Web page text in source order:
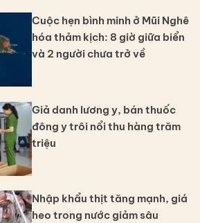
Cuộc hẹn bình minh ở Mũi Nghê
hóa thảm kịch: 8 giờ giữa biển
và 2 người chưa trở về
Giả danh lương y, bán thuốc
đông y trôi nổi thu hàng trăm
triệu
Nhập khẩu thịt tăng mạnh, giá
heo trong nước giảm sâu